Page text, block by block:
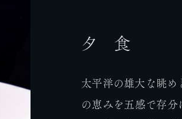
夕 食
太平洋の雄大な眺め
の恵みを五感で存